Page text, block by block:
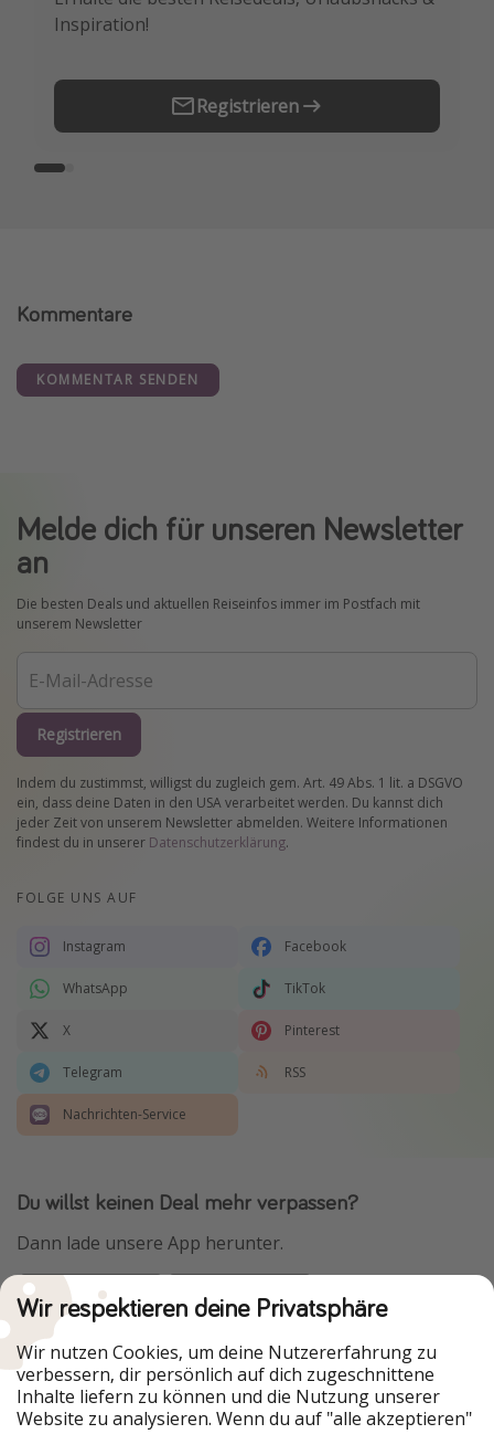
Inspiration!
Registrieren
Erstes.
Kommentare
KOMMENTAR SENDEN
Melde dich für unseren Newsletter
an
Die besten Deals und aktuellen Reiseinfos immer im Postfach mit
unserem Newsletter
Registrieren
Indem du zustimmst, willigst du zugleich gem. Art. 49 Abs. 1 lit. a DSGVO
ein, dass deine Daten in den USA verarbeitet werden. Du kannst dich
jeder Zeit von unserem Newsletter abmelden. Weitere Informationen
findest du in unserer Datenschutzerklärung.
FOLGE UNS AUF
Instagram Facebook
WhatsApp TikTok
X Pinterest
Telegram RSS
Nachrichten-Service
Du willst keinen Deal mehr verpassen?
Dann lade unsere App herunter.
Urlaubspiraten ist Teil der HolidayPirates Group
Unsere Märkte
PiratinViaggio HolidayPirates
Wir respektieren deine Privatsphäre
Wir nutzen Cookies, um deine Nutzererfahrung zu
verbessern, dir persönlich auf dich zugeschnittene
Inhalte liefern zu können und die Nutzung unserer
Website zu analysieren. Wenn du auf "alle akzeptieren"